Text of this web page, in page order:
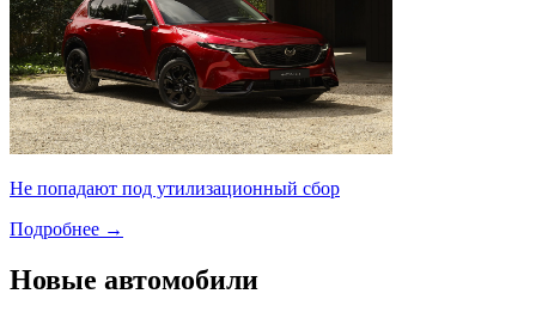
Не попадают под утилизационный сбор
Подробнее →
Новые автомобили